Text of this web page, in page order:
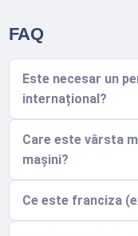
FAQ
Este necesar un
internațional?
Care este vârsta
mașini?
Ce este franciza